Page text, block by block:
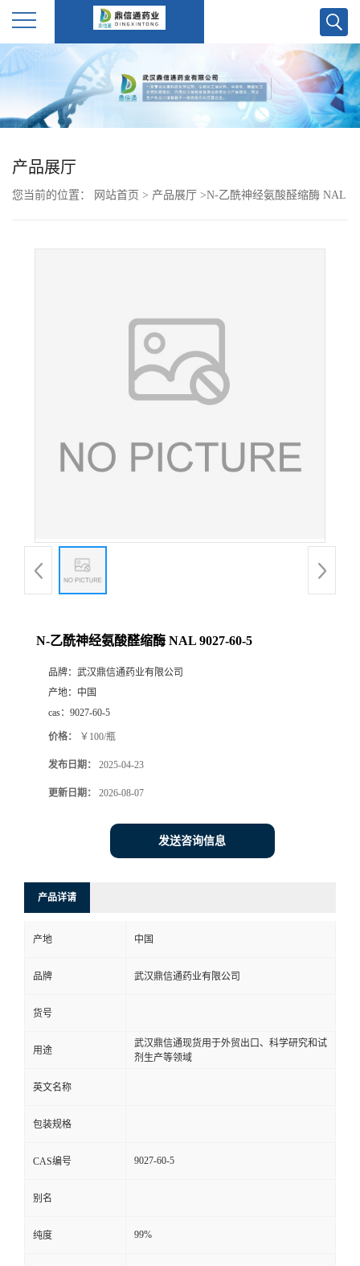
公
产
产品展厅
您当前的位置： 网站首页 > 产品展厅 >N-乙酰神经氨酸醛缩酶 NAL
N-乙酰神经氨酸醛缩酶 NAL 9027-60-5
品牌： 武汉鼎信通药业有限公司
产地： 中国
cas： 9027-60-5
价格： ￥100/瓶
发布日期： 2025-04-23
更新日期： 2026-08-07
发送咨询信息
产品详请
产地 中国
品牌 武汉鼎信通药业有限公司
货号
用途
武汉鼎信通现货用于外贸出口、科学研究和试
剂生产等领域
英文名称
包装规格
CAS编号 9027-60-5
别名
纯度 99%